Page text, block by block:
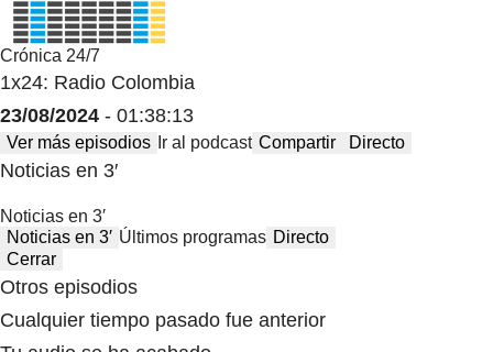
Crónica 24/7
1x24: Radio Colombia
23/08/2024 - 01:38:13
Ver más episodios Ir al podcast Compartir Directo
Noticias en 3′
Noticias en 3′
Noticias en 3′ Últimos programas Directo
Cerrar
Otros episodios
Cualquier tiempo pasado fue anterior